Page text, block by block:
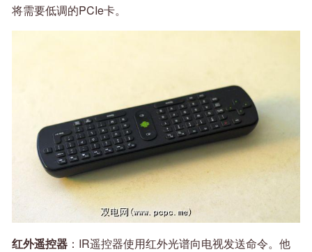
将需要低调的PCIe卡。
红外遥控器 ：IR遥控器使用红外光谱向电视发送命令。他